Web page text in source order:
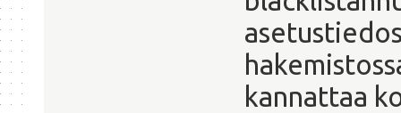
kannattaa